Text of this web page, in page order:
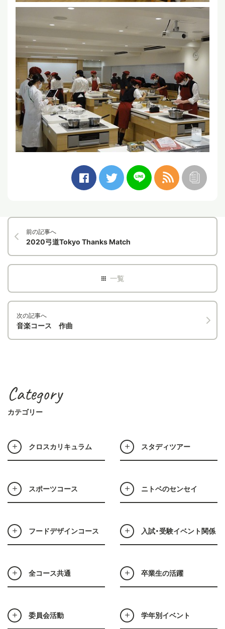
前の記事へ
2020弓道Tokyo Thanks Match
次の記事へ
音楽コース 作曲
Category
カテゴリー
クロスカリキュラム スタディツアー
スポーツコース ニトベのセンセイ
フードデザインコース 入試・受験イベント関係
全コース共通 卒業生の活躍
委員会活動 学年別イベント